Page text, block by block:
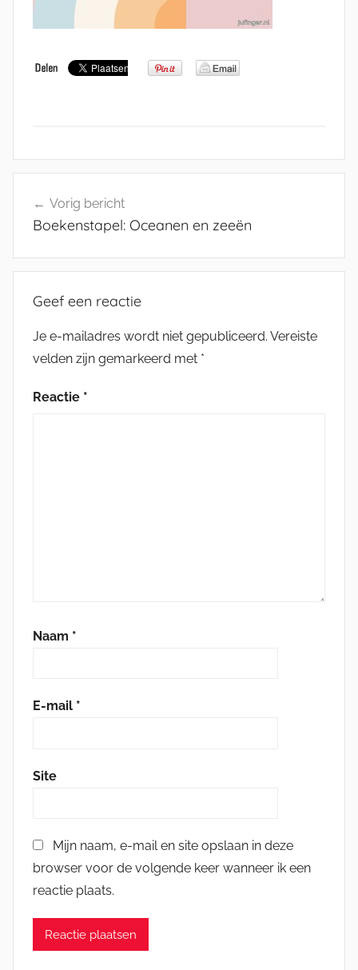
navigatie
Vorig bericht
Boekenstapel: Oceanen en zeeën
Geef een reactie
Je e-mailadres wordt niet gepubliceerd. Vereiste
velden zijn gemarkeerd met *
Reactie *
Naam *
E-mail *
Site
Mijn naam, e-mail en site opslaan in deze
browser voor de volgende keer wanneer ik een
reactie plaats.